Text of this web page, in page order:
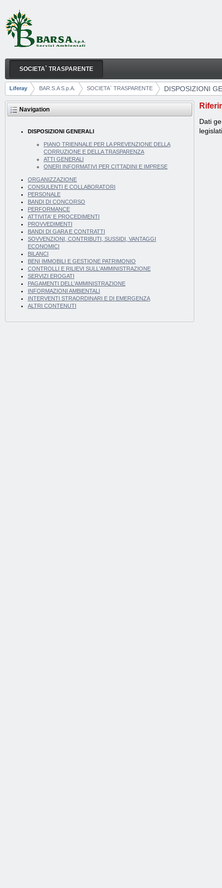
Skip to Content
DISPOSIZIONI GENERALI
Navigation
SOCIETA` TRASPARENTE
Breadcrumbs
Liferay BAR.S.A S.p.A. SOCIETA` TRASPARENTE DISPOSIZIONI
Navigation
DISPOSIZIONI GENERALI
PIANO TRIENNALE PER LA PREVENZIONE DELLA
CORRUZIONE E DELLA TRASPARENZA
ATTI GENERALI
ONERI INFORMATIVI PER CITTADINI E IMPRESE
ORGANIZZAZIONE
CONSULENTI E COLLABORATORI
PERSONALE
BANDI DI CONCORSO
PERFORMANCE
ATTIVITA' E PROCEDIMENTI
PROVVEDIMENTI
BANDI DI GARA E CONTRATTI
SOVVENZIONI, CONTRIBUTI, SUSSIDI, VANTAGGI
ECONOMICI
BILANCI
BENI IMMOBILI E GESTIONE PATRIMONIO
CONTROLLI E RILIEVI SULL'AMMINISTRAZIONE
SERVIZI EROGATI
PAGAMENTI DELL'AMMINISTRAZIONE
INFORMAZIONI AMBIENTALI
INTERVENTI STRAORDINARI E DI EMERGENZA
ALTRI CONTENUTI
Dati